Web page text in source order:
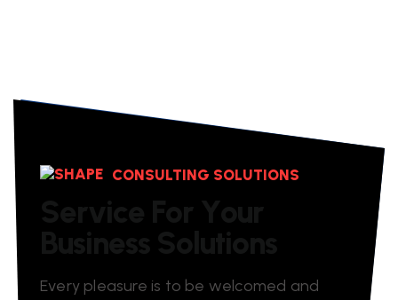
CONSULTING SOLUTIONS
Every pleasure is to be welcomed and